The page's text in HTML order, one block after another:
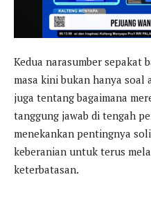
Kedua narasumber sepakat
masa kini bukan hanya soal
juga tentang bagaimana
tanggung jawab di tengah
menekankan pentingnya
keberanian untuk terus
keterbatasan.